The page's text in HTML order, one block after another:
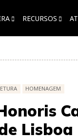
RECURSOS
HOMENAGEM